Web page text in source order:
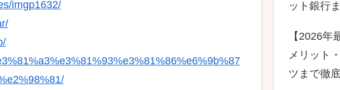
imgp1632/
ット銀行
【2026年
メリット
ツまで徹